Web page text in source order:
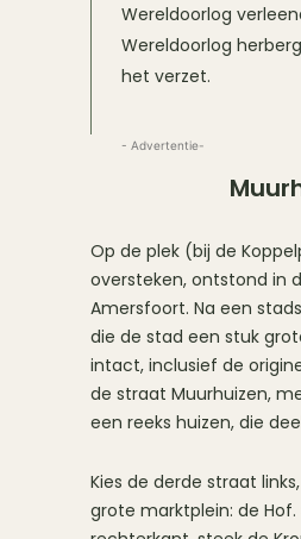
Wereldoorlog
Wereldoorlog
het verzet.
- Advertentie-
Op de plek (bij de
oversteken, ontstond in
Amersfoort. Na een
die de stad een stuk
intact, inclusief de
de straat Muurhuizen,
een reeks huizen, die
Kies de derde straat links,
grote marktplein: de